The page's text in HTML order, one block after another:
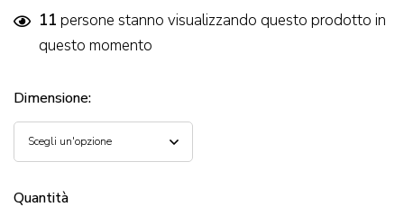
11 persone stanno visualizzando questo prodotto in
questo momento
Dimensione:
Quantità